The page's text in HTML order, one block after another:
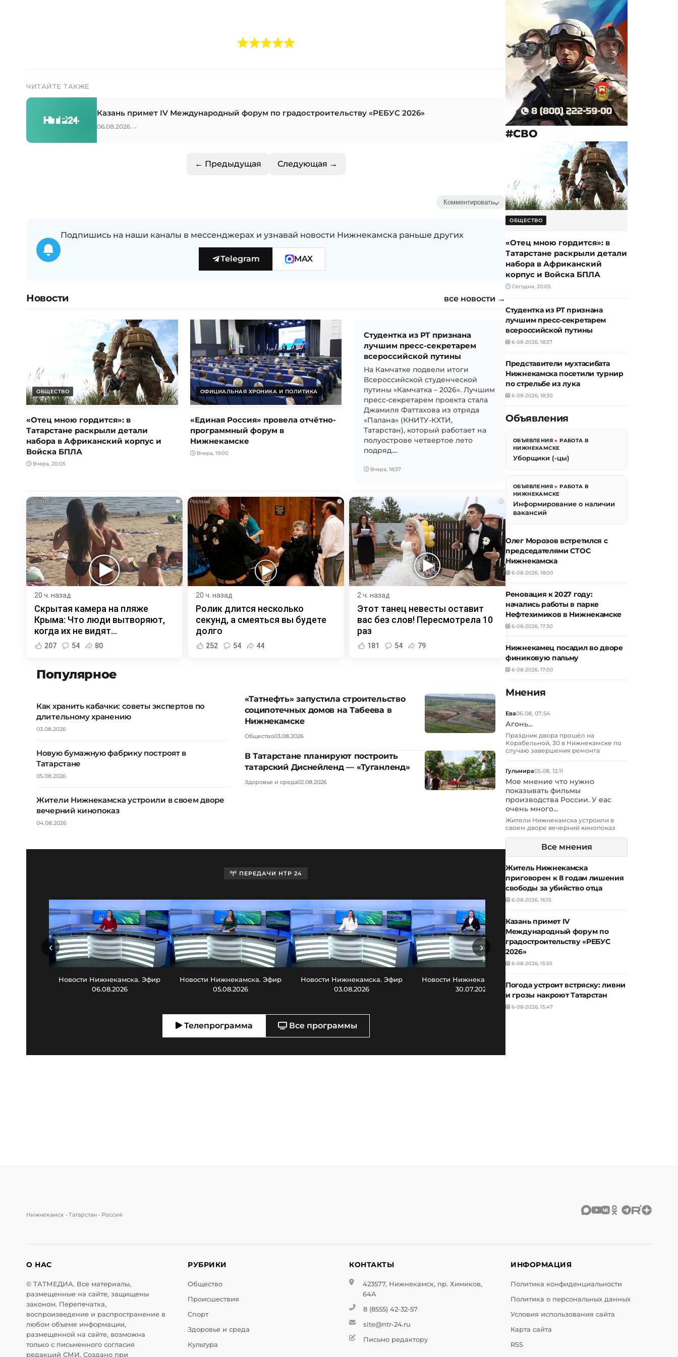
ЧИТАЙТЕ ТАКЖЕ
Казань примет IV Международный форум по градостроительству «РЕБУС 2026»
06.08.2026 →
← Предыдущая Следующая →
Комментировать
Подпишись на наши каналы в мессенджерах и узнавай новости Нижнекамска раньше других
Telegram MAX
Новости все новости →
ОБЩЕСТВО
«Отец мною гордится»: в
Татарстане раскрыли детали
набора в Африканский корпус и
Войска БПЛА
Вчера, 20:05
ОФИЦИАЛЬНАЯ ХРОНИКА И ПОЛИТИКА
«Единая Россия» провела отчётно-
программный форум в
Нижнекамске
Вчера, 19:00
Студентка из РТ признана
лучшим пресс-секретарем
всероссийской путины
На Камчатке подвели итоги
Всероссийской студенческой
путины «Камчатка – 2026». Лучшим
пресс-секретарем проекта стала
Джамиля Фаттахова из отряда
«Палана» (КНИТУ-КХТИ,
Татарстан), который работает на
полуострове четвертое лето
подряд....
Вчера, 18:37
i
20 ч. назад
Скрытая камера на пляже
Крыма: Что люди вытворяют,
когда их не видят...
207 54 80
i
20 ч. назад
Ролик длится несколько
секунд, а смеяться вы будете
долго
252 54 44
i
2 ч. назад
Этот танец невесты оставит
вас без слов! Пересмотрела 10
раз
181 54 79
Популярное
Как хранить кабачки: советы экспертов по
длительному хранению
03.08.2026
Новую бумажную фабрику построят в
Татарстане
05.08.2026
Жители Нижнекамска устроили в своем дворе
вечерний кинопоказ
04.08.2026
«Татнефть» запустила строительство
соципотечных домов на Табеева в
Нижнекамске
Общество03.08.2026
В Татарстане планируют построить
татарский Диснейленд — «Туганленд»
Здоровье и среда02.08.2026
ПЕРЕДАЧИ НТР 24
Новости Нижнекамска. Эфир
06.08.2026
Новости Нижнекамска. Эфир
05.08.2026
Новости Нижнекамска. Эфир
03.08.2026
Новости Нижнекамска. Эфир
30.07.2026
29.07.2026
‹ ›
Телепрограмма Все программы
#СВО
ОБЩЕСТВО
«Отец мною гордится»: в
Татарстане раскрыли детали
набора в Африканский
корпус и Войска БПЛА
Сегодня, 20:05
Студентка из РТ признана
лучшим пресс-секретарем
всероссийской путины
6-08-2026, 18:37
Представители мухтасибата
Нижнекамска посетили турнир
по стрельбе из лука
6-08-2026, 18:30
Объявления
ОБЪЯВЛЕНИЯ »РАБОТА В
НИЖНЕКАМСКЕ
Уборщики (-цы)
ОБЪЯВЛЕНИЯ »РАБОТА В
НИЖНЕКАМСКЕ
Информирование о наличии
вакансий
Олег Морозов встретился с
председателями СТОС
Нижнекамска
6-08-2026, 18:00
Реновация к 2027 году:
начались работы в парке
Нефтехимиков в Нижнекамске
6-08-2026, 17:30
Нижнекамец посадил во дворе
финиковую пальму
6-08-2026, 17:00
Мнения
Ева06.08, 07:54
Агонь...
Праздник двора прошёл на
Корабельной, 30 в Нижнекамске по
случаю завершения ремонта
Гульмира05.08, 12:11
Мое мнение что нужно
показывать фильмы
производства России. У еас
очень много...
Жители Нижнекамска устроили в
своем дворе вечерний кинопоказ
Все мнения
Житель Нижнекамска
приговорен к 8 годам лишения
свободы за убийство отца
6-08-2026, 16:15
Казань примет IV
Международный форум по
градостроительству «РЕБУС
2026»
6-08-2026, 15:55
Погода устроит встряску: ливни
и грозы накроют Татарстан
6-08-2026, 15:47
Нижнекамск • Татарстан • Россия
О НАС
© ТАТМЕДИА. Все материалы,
размещенные на сайте, защищены
законом. Перепечатка,
воспроизведение и распространение в
любом объеме информации,
размещенной на сайте, возможна
только с письменного согласия
редакций СМИ. Создано при
РУБРИКИ
Общество
Происшествия
Спорт
Здоровье и среда
Культура
КОНТАКТЫ
423577, Нижнекамск, пр. Химиков,
64А
8 (8555) 42-32-57
site@ntr-24.ru
Письмо редактору
ИНФОРМАЦИЯ
Политика конфиденциальности
Политика о персональных данных
Условия использования сайта
Карта сайта
RSS